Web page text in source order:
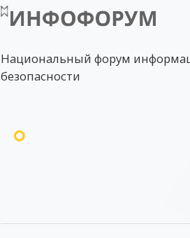
Национальный форум
безопасности